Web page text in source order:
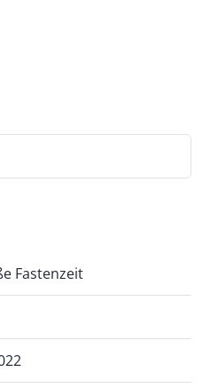
Fastenzeit